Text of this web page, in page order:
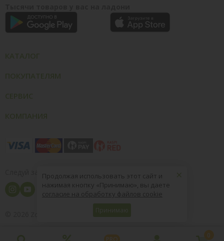
Следуй за нами
8 (800) 004-09-40
PRO 0
×
Продолжая использовать этот сайт и
нажимая кнопку «Принимаю», вы даете
согласие на обработку файлов cookie
Принимаю